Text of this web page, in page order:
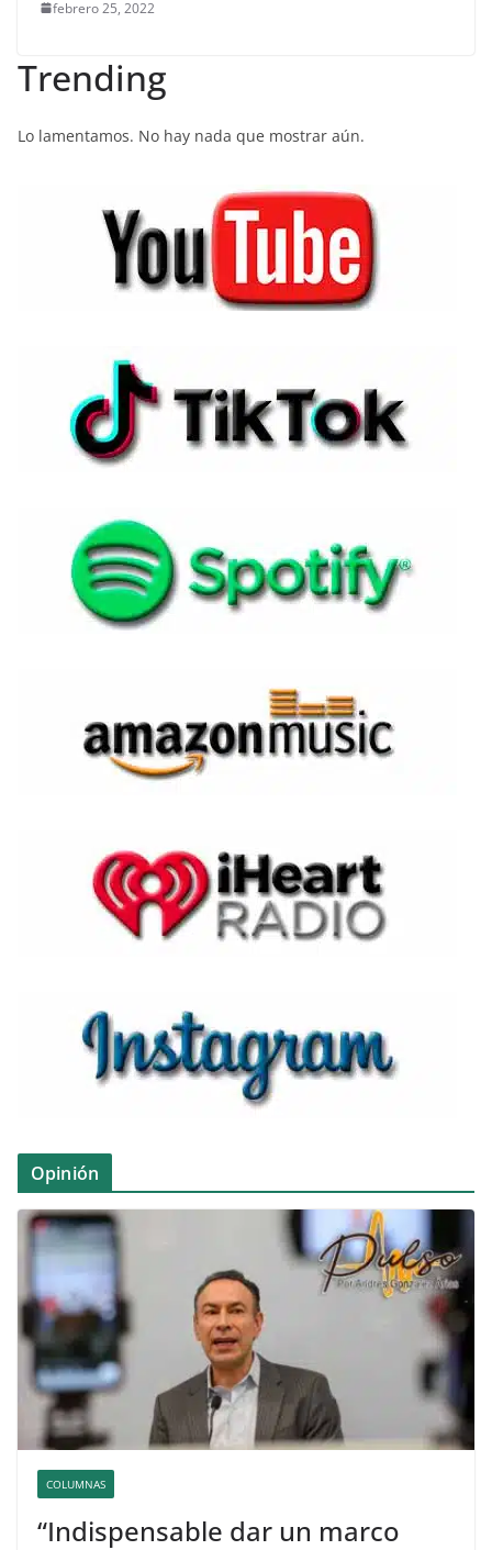
febrero 25, 2022
Trending
Lo lamentamos. No hay nada que mostrar aún.
Opinión
COLUMNAS
“Indispensable dar un marco